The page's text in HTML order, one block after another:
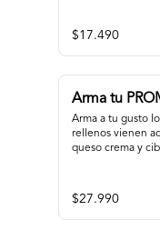
$17.490
Arma tu
Arma a tu gusto
rellenos vienen
queso crema y
$27.990